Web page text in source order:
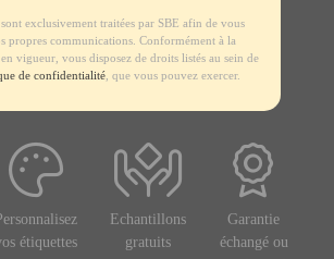
sont exclusivement traitées par SBE afin de vous
propres communications. Conformément à la
vigueur, vous disposez de droits listés au sein de
de confidentialité, que vous pouvez exercer.
étiquettes
Echantillons
gratuits
Garantie
échangé ou